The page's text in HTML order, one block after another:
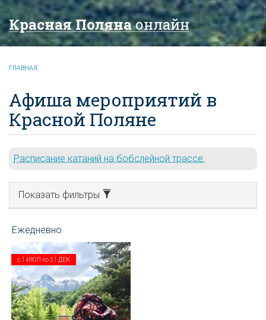
Красная Полянаонлайн
ГЛАВНАЯ
Афиша мероприятий в
Красной Поляне
Расписание катаний на бобслейной трассе.
Показать фильтры
с 1 ИЮЛ по31 ДЕК